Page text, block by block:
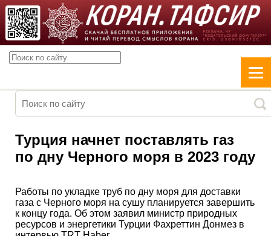
Турция начнет поставлять газ
по дну Черного моря в 2023 году
Работы по укладке труб по дну моря для доставки
газа с Черного моря на сушу планируется завершить
к концу года. Об этом заявил министр природных
ресурсов и энергетики Турции Фахреттин Донмез в